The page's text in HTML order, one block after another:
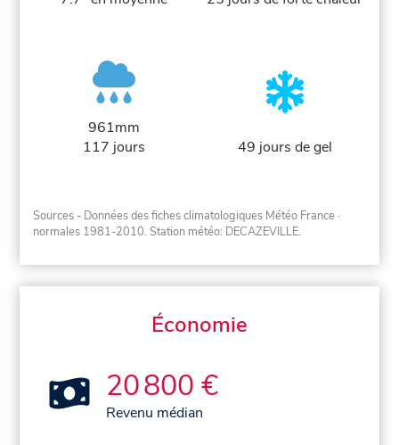
961mm
117 jours
49 jours de gel
Sources - Données des fiches climatologiques Météo France ·
normales 1981-2010. Station météo: DECAZEVILLE.
Économie
20 800 €
Revenu médian